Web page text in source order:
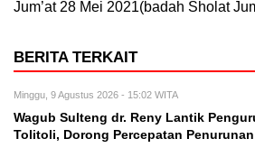
Jum’at 28 Mei 2021(badah Sholat
BERITA TERKAIT
Minggu, 9 Agustus 2026 - 15:02 WITA
Wagub Sulteng dr. Reny Lantik
Tolitoli, Dorong Percepatan